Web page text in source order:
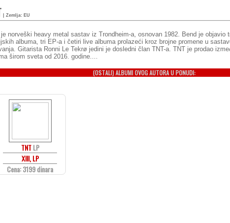
| Zemlja: EU
norveški heavy metal sastav iz Trondheim-a, osnovan 1982. Bend je objavio
albuma, tri EP-a i četiri live albuma prolazeći kroz brojne promene u
Gitarista Ronni Le Tekrø jedini je dosledni član TNT-a. TNT je prodao
širom sveta od 2016. godine....
(OSTALI) ALBUMI OVOG AUTORA U PONUDI:
TNTLP
XIII, LP
Cena: 3199 dinara